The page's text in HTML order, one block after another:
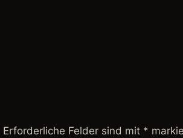
Erforderliche Felder sind mit *